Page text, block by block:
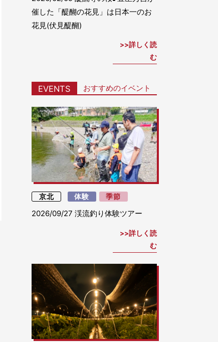
催した「醍醐の花見」は日本一のお
花見(伏見醍醐)
詳しく読
む
EVENTS おすすめのイベント
京北 体験 季節
2026/09/27 渓流釣り体験ツアー
詳しく読
む